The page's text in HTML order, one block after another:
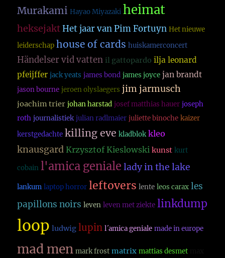
Murakami Hayao Miyazaki heimat
heksejakt Het jaar van Pim Fortuyn Het nieuwe
leiderschap house of cards huiskamerconcert
Händelser vid vatten il gattopardo ilja leonard
pfeijffer jack yeats james bond james joyce jan brandt
jason bourne jeroen olyslaegers jim jarmusch
joachim trier johan harstad josef matthias hauer joseph
roth journalistiek julian radlmaier juliette binoche kaizer
kerstgedachte killing eve kladblok kleo
knausgard Krzysztof Kieslowski kunst kurt
cobain l'amica geniale lady in the lake
lankum laptop horror leftovers lente leos carax les
papillons noirs leven leven met ziekte linkdump
loop ludwig lupin l´amica geniale made in europe
mad men mark frost matrix mattias desmet